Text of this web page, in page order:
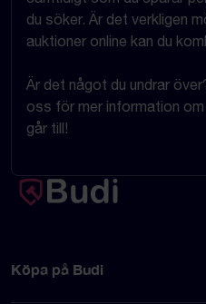
du söker. Är det verkligen
auktioner online kan du
Är det något du undrar
oss för mer information
går till!
Köpa på Budi